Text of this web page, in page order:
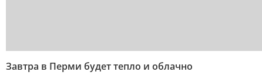
Завтра в Перми будет тепло и облачно